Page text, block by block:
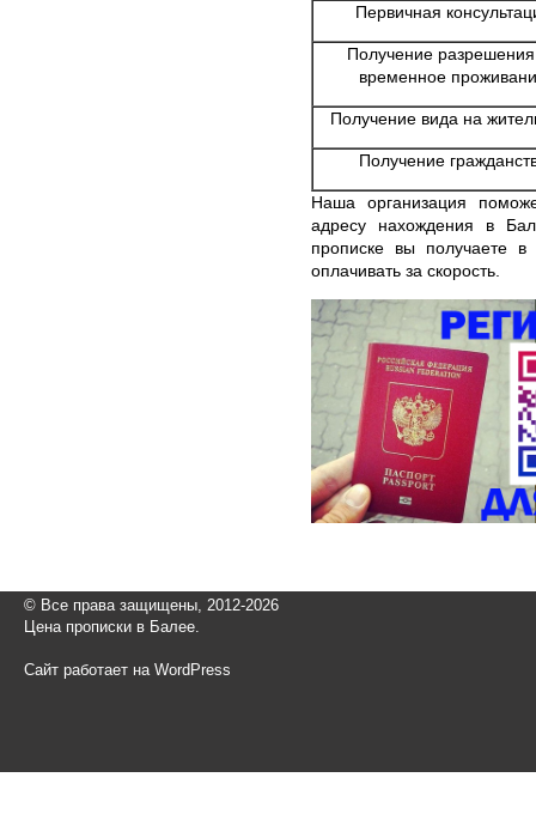
Первичная
Получение
временное
Получение вида на
Получение
Наша организация
адресу нахождения в
прописке вы получаете
оплачивать за скорость.
© Все права защищены, 2012-2026
Цена прописки в Балее.
Сайт работает на WordPress